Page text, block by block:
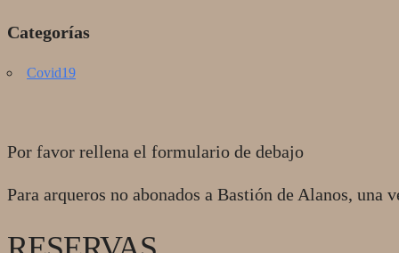
Categorías
Covid19
Por favor rellena el formulario de debajo
Para arqueros no abonados a Bastión de Alanos,